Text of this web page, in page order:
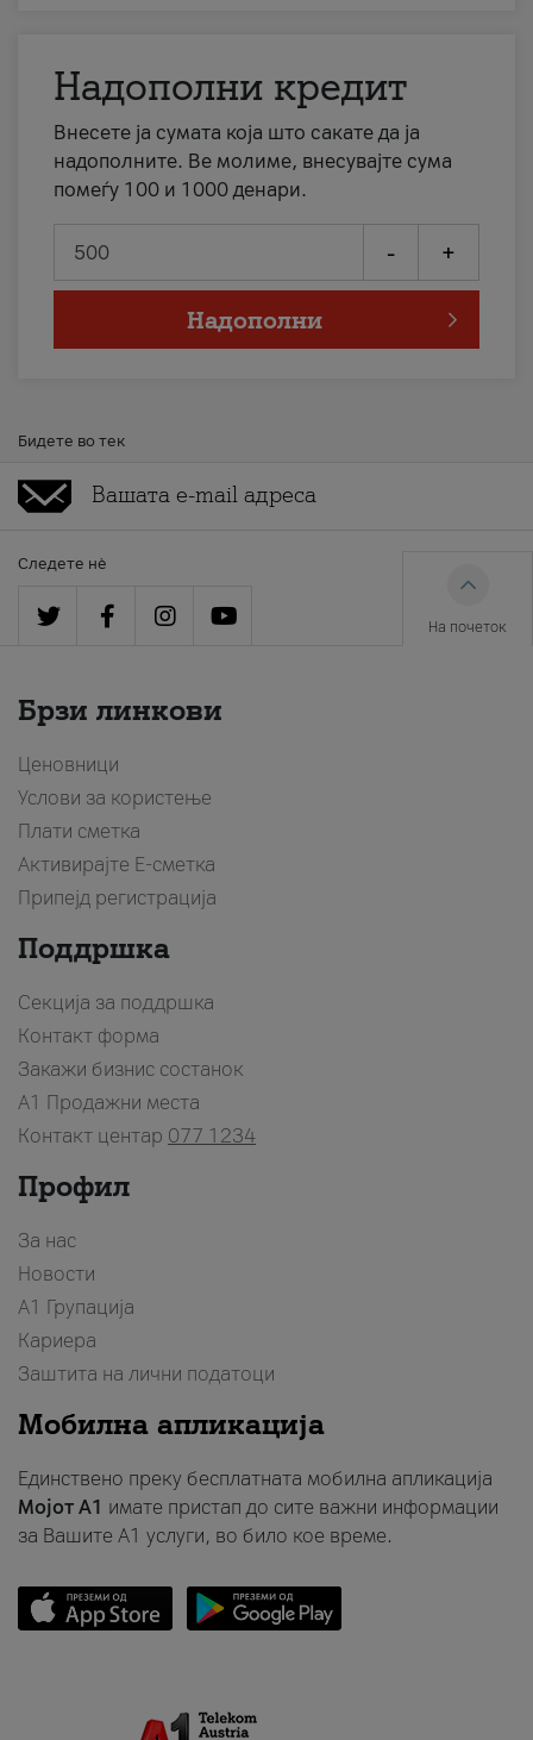
Надополни кредит
Внесете ја сумата која што сакате да ја
надополните. Ве молиме, внесувајте сума
помеѓу 100 и 1000 денари.
- +
Надополни
Бидете во тек
Следете нè
На почеток
Брзи линкови
Ценовници
Услови за користење
Плати сметка
Активирајте Е-сметка
Припејд регистрација
Поддршка
Секција за поддршка
Контакт форма
Закажи бизнис состанок
A1 Продажни места
Контакт центар 077 1234
Профил
За нас
Новости
А1 Групација
Кариера
Заштита на лични податоци
Мобилна апликација
Единствено преку бесплатната мобилна апликација
Мојот A1 имате пристап до сите важни информации
за Вашите A1 услуги, во било кое време.